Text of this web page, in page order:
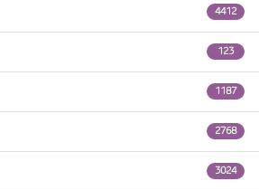
4412
123
1187
2768
3024